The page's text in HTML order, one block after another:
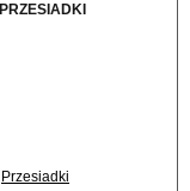
PRZESIADKI
Przesiadki